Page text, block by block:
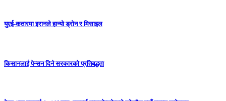
युएई-कतारमा इरानले हान्यो ड्रोन र मिसाइल
किसानलाई पेन्सन दिने सरकारको प्रतिबद्धता